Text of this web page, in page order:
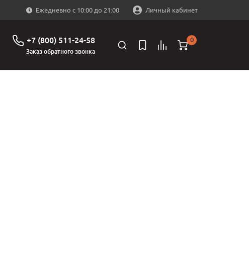
Ежедневно с 10:00 до 21:00 Личный кабинет
+7 (800) 511-24-58
Заказ обратного звонка
0